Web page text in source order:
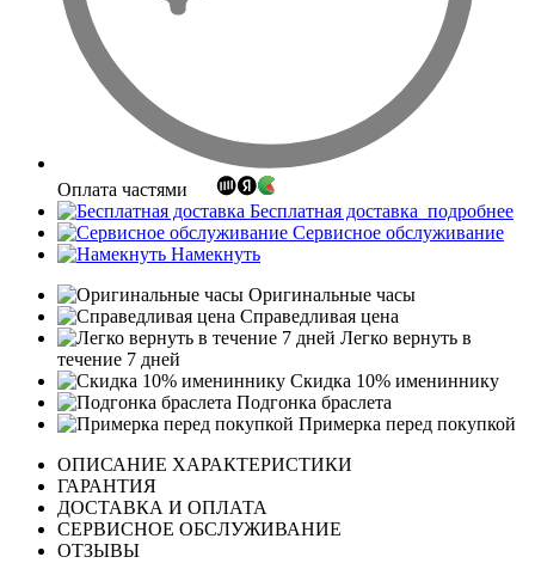
Оплата частями
Бесплатная доставка подробнее
Сервисное обслуживание
Намекнуть
Оригинальные часы
Справедливая цена
Легко вернуть в
течение 7 дней
Скидка 10% имениннику
Подгонка браслета
Примерка перед покупкой
ОПИСАНИЕ ХАРАКТЕРИСТИКИ
ГАРАНТИЯ
ДОСТАВКА И ОПЛАТА
СЕРВИСНОЕ ОБСЛУЖИВАНИЕ
ОТЗЫВЫ